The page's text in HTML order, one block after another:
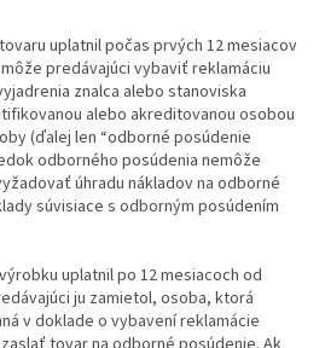
uplatnil počas prvých 12 mesiacov
predávajúci vybaviť reklamáciu
znalca alebo stanoviska
alebo akreditovanou osobou
(ďalej len “odborné posúdenie
odborného posúdenia nemôže
úhradu nákladov na odborné
súvisiace s odborným posúdením
uplatnil po 12 mesiacoch od
ju zamietol, osoba, ktorá
v doklade o vybavení reklamácie